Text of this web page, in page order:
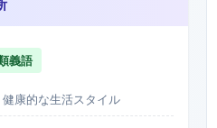
義語
康的な生活スタイル